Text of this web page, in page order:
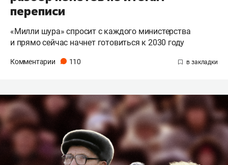
переписи
«Милли шура» спросит с каждого министерства
и прямо сейчас начнет готовиться к 2030 году
Комментарии 110